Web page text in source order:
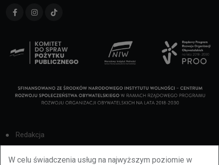
W celu świadczenia usług na najwyższym poziomie w
Redakcja
Cookies